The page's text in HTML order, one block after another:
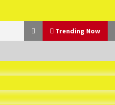
Trending Now
Tak Dapat Fasilitas yang Sesuai,
Para Peserta Retret Aparatur Desa